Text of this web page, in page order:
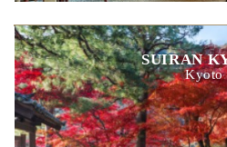
SUIRAN
Kyoto